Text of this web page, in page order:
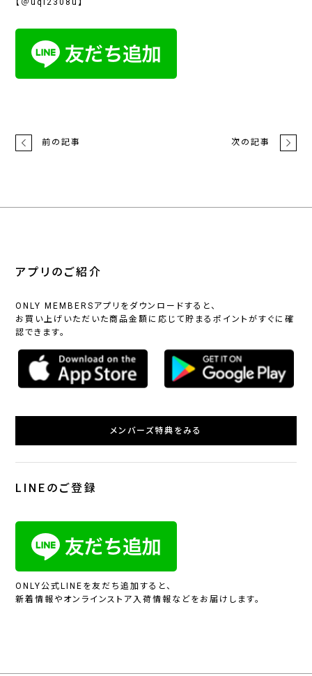
【＠uqi2308u】
前の記事 次の記事
アプリのご紹介
ONLY MEMBERSアプリをダウンロードすると、
お買い上げいただいた商品金額に応じて貯まるポイントがすぐに確
認できます。
メンバーズ特典をみる
LINEのご登録
ONLY公式LINEを友だち追加すると、
新着情報やオンラインストア入荷情報などをお届けします。